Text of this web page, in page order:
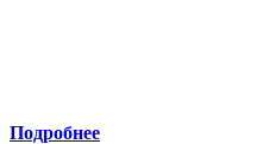
Подробнее